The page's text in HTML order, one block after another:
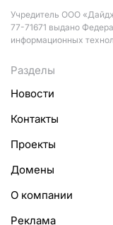
Учредитель ООО
77-71671 выдано
информационных
Разделы
Новости
Контакты
Проекты
Домены
О компании
Реклама